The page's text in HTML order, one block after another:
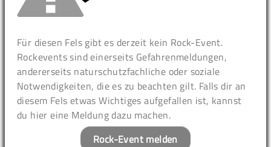
Für diesen Fels gibt es derzeit kein Rock-Event.
Rockevents sind einerseits Gefahrenmeldungen,
andererseits naturschutzfachliche oder soziale
Notwendigkeiten, die es zu beachten gilt. Falls dir an
diesem Fels etwas Wichtiges aufgefallen ist, kannst
du hier eine Meldung dazu machen.
Rock-Event melden